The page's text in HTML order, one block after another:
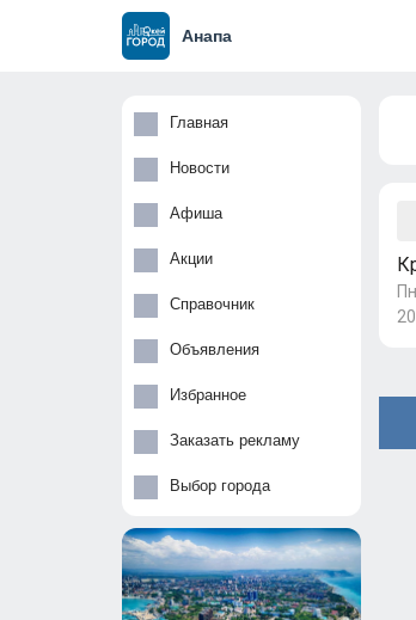
Анапа
Главная
Новости
Афиша
Акции
Справочник
Объявления
Избранное
Заказать рекламу
Выбор города